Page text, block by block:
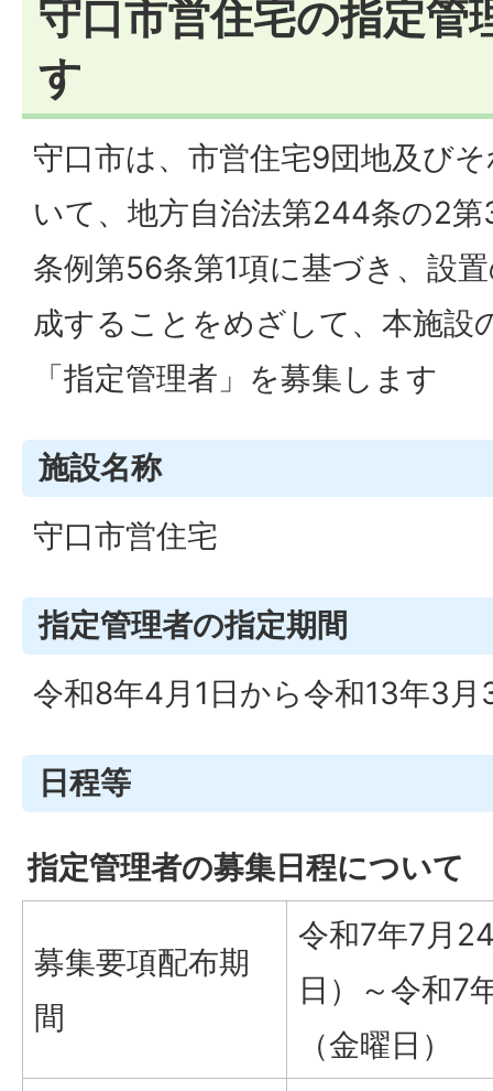
守口市営住宅の指定管
す
守口市は、市営住宅9団地及び
いて、地⽅⾃治法第244条の2
条例第56条第1項に基づき、設
成することをめざして、本施設
「指定管理者」を募集します
施設名称
守口市営住宅
指定管理者の指定期間
令和8年4月1日から令和13年3
日程等
指定管理者の募集日程について
募集要項配布期
間
令和7年7月
日）～令和7
（金曜日）